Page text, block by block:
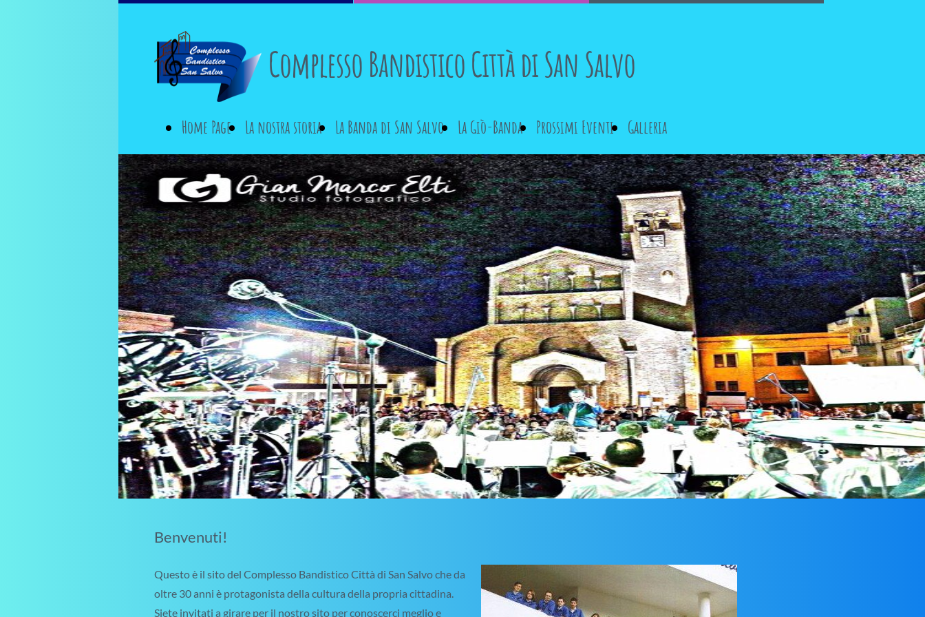
Complesso Bandistico Città di San Salvo
Home Page La nostra storia La Banda di San Salvo La Giò-Banda Prossimi Eventi Galleria
Benvenuti!
Questo è il sito del Complesso Bandistico Città di San Salvo che da
oltre 30 anni è protagonista della cultura della propria cittadina.
Siete invitati a girare per il nostro sito per conoscerci meglio e